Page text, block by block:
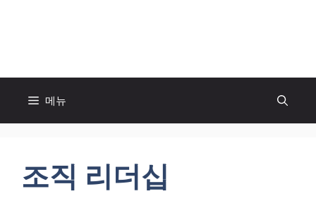
건
메뉴
조직 리더십